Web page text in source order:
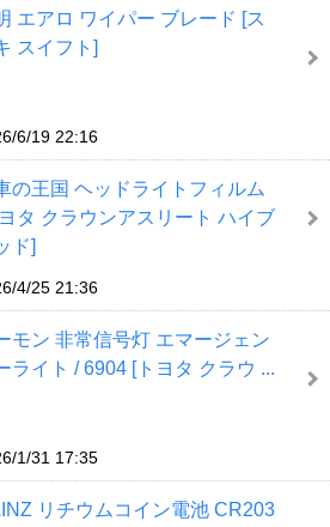
エアロ ワイパー ブレード [ス
スイフト]
6/19 22:16
の王国 ヘッドライトフィルム
タ クラウンアスリート ハイブ
ド]
4/25 21:36
モン 非常信号灯 エマージェン
ライト / 6904 [トヨタ クラウ ...
1/31 17:35
リチウムコイン電池 CR203